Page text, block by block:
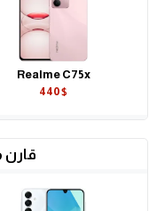
Realme C75x
440$